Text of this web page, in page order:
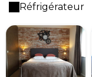
Réfrigérateur